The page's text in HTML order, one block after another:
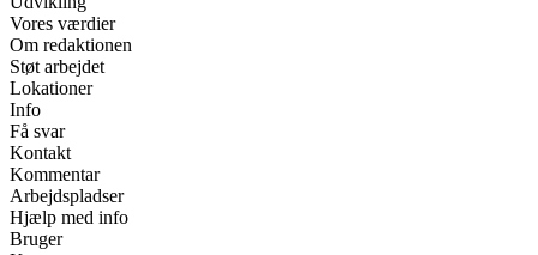
Vores værdier
Om redaktionen
Støt arbejdet
Lokationer
Info
Få svar
Kontakt
Kommentar
Arbejdspladser
Hjælp med info
Bruger